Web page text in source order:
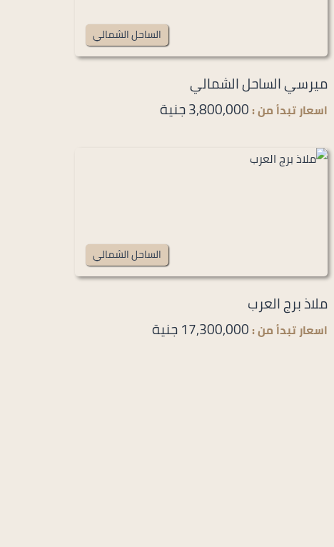
الساحل الشمالي
ميرسي الساحل الشمالي
اسعار تبدأ من : 3,800,000 جنية
الساحل الشمالي
ملاذ برج العرب
اسعار تبدأ من : 17,300,000 جنية